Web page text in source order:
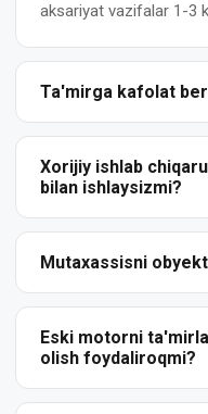
qayta
Elektromotor
statorini
o'rash
yakorini
o'rash
Elektromotorlar
diagnostikasi
aksariyat vazifalar 1-3
Ta'mirga kafolat
Ha. Barcha ishlarga
6 oydan, kapital ta'mir
Kafolat zavod
qoplaydi.
Xorijiy ishlab
bilan ishlaysizmi?
Ha. Biz har qanday
ta'mirlaymiz —
qismlar yoki sifatli
Mutaxassisni
Ha, muhandis-
viloyati bo'ylab chiqishi
baholaymiz, dastlabki
rejasini tuzamiz.
Eski motorni
olish foydaliroqmi?
Aksariyat hollarda